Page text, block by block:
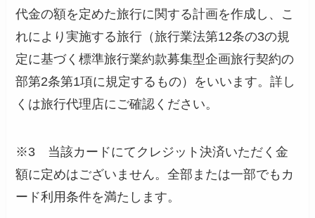
代金の額を定めた旅行に関する計画を作成し、こ
れにより実施する旅行（旅行業法第12条の3の規
定に基づく標準旅行業約款募集型企画旅行契約の
部第2条第1項に規定するもの）をいいます。詳し
くは旅行代理店にご確認ください。
※3 当該カードにてクレジット決済いただく金
額に定めはございません。全部または一部でもカ
ード利用条件を満たします。